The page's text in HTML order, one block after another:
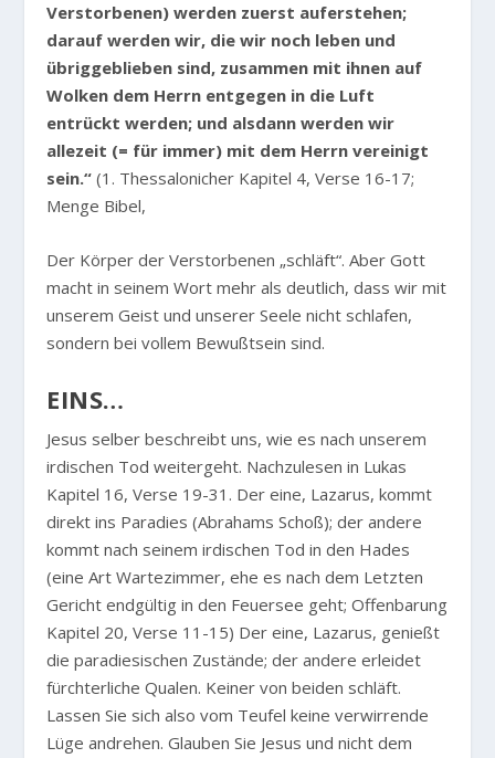
Verstorbenen) werden zuerst auferstehen;
darauf werden wir, die wir noch leben und
übriggeblieben sind, zusammen mit ihnen auf
Wolken dem Herrn entgegen in die Luft
entrückt werden; und alsdann werden wir
allezeit (= für immer) mit dem Herrn vereinigt
sein.“ (1. Thessalonicher Kapitel 4, Verse 16-17;
Menge Bibel,
Der Körper der Verstorbenen „schläft“. Aber Gott
macht in seinem Wort mehr als deutlich, dass wir mit
unserem Geist und unserer Seele nicht schlafen,
sondern bei vollem Bewußtsein sind.
EINS…
Jesus selber beschreibt uns, wie es nach unserem
irdischen Tod weitergeht. Nachzulesen in Lukas
Kapitel 16, Verse 19-31. Der eine, Lazarus, kommt
direkt ins Paradies (Abrahams Schoß); der andere
kommt nach seinem irdischen Tod in den Hades
(eine Art Wartezimmer, ehe es nach dem Letzten
Gericht endgültig in den Feuersee geht; Offenbarung
Kapitel 20, Verse 11-15) Der eine, Lazarus, genießt
die paradiesischen Zustände; der andere erleidet
fürchterliche Qualen. Keiner von beiden schläft.
Lassen Sie sich also vom Teufel keine verwirrende
Lüge andrehen. Glauben Sie Jesus und nicht dem